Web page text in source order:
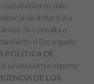
sólo
de Industria y
de consulta o
o Encargado
POLÍTICA DE
se encuentra vigente
DE LOS